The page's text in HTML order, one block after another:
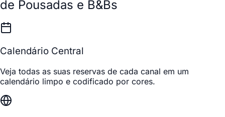
de Pousadas e B&Bs
Calendário Central
Veja todas as suas reservas de cada canal em um
calendário limpo e codificado por cores.